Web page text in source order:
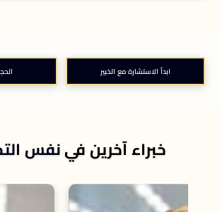
ابدأ الاستشارة مع الخبير
خبراء آخرين في نفس